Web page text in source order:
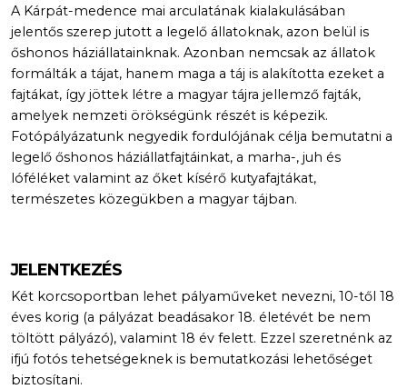
A Kárpát-medence mai arculatának kialakulásában
jelentős szerep jutott a legelő állatoknak, azon belül is
őshonos háziállatainknak. Azonban nemcsak az állatok
formálták a tájat, hanem maga a táj is alakította ezeket a
fajtákat, így jöttek létre a magyar tájra jellemző fajták,
amelyek nemzeti örökségünk részét is képezik.
Fotópályázatunk negyedik fordulójának célja bemutatni a
legelő őshonos háziállatfajtáinkat, a marha-, juh és
lóféléket valamint az őket kísérő kutyafajtákat,
természetes közegükben a magyar tájban.
JELENTKEZÉS
Két korcsoportban lehet pályaműveket nevezni, 10-től 18
éves korig (a pályázat beadásakor 18. életévét be nem
töltött pályázó), valamint 18 év felett. Ezzel szeretnénk az
ifjú fotós tehetségeknek is bemutatkozási lehetőséget
biztosítani.